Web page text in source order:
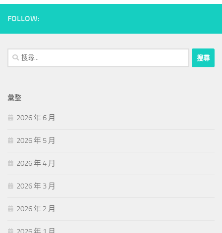
FOLLOW:
搜
尋
字:
彙整
2026 年 6 月
2026 年 5 月
2026 年 4 月
2026 年 3 月
2026 年 2 月